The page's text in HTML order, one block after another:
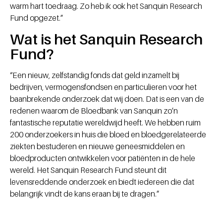
warm hart toedraag. Zo heb ik ook het Sanquin Research
Fund opgezet.”
Wat is het Sanquin Research
Fund?
“Een nieuw, zelfstandig fonds dat geld inzamelt bij
bedrijven, vermogensfondsen en particulieren voor het
baanbrekende onderzoek dat wij doen. Dat is een van de
redenen waarom de Bloedbank van Sanquin zo’n
fantastische reputatie wereldwijd heeft. We hebben ruim
200 onderzoekers in huis die bloed en bloedgerelateerde
ziekten bestuderen en nieuwe geneesmiddelen en
bloedproducten ontwikkelen voor patiënten in de hele
wereld. Het Sanquin Research Fund steunt dit
levensreddende onderzoek en biedt iedereen die dat
belangrijk vindt de kans eraan bij te dragen.”